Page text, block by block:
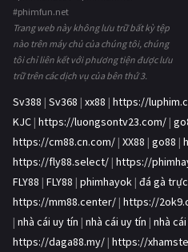
#phimfun.net
Trang web này không lưu trữ bất kỳ tệp
nào trên máy chủ của chúng tôi, chúng
tôi chỉ liên kết với phương tiện được lưu
trữ trên các dịch vụ của bên thứ 3.
Sv388 | Sv368 | xx88 | https://
KJC | https://luongsontv23.com/ |
https://cm88.cn.com/ | XX88 | go88 |
https://fly88.select/ | https://
FLY88 | FLY88 | phimhayok | đá gà
https://mm88.center/ | https://
| nhà cái uy tín | nhà cái uy tín | nhà
https://daga88.my/ | https://